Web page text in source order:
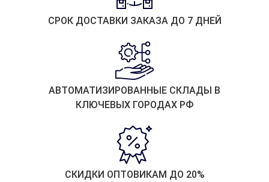
СРОК ДОСТАВКИ ЗАКАЗА ДО 7 ДНЕЙ
АВТОМАТИЗИРОВАННЫЕ СКЛАДЫ В
КЛЮЧЕВЫХ ГОРОДАХ РФ
СКИДКИ ОПТОВИКАМ ДО 20%